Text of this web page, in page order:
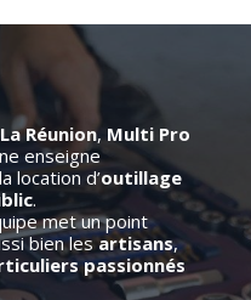
Réunion, Multi Pro
enseigne
location d’outillage
.
met un point
bien lesartisans,
passionnés